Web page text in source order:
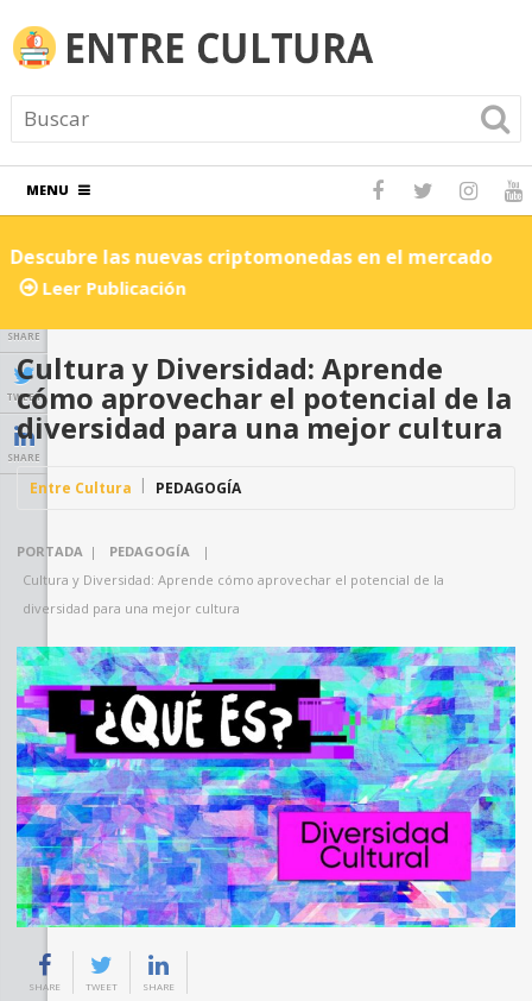
MENU
Descubre las nuevas criptomonedas en el mercado
Leer Publicación
SHARE
TWEET
SHARE
Cultura y Diversidad: Aprende
cómo aprovechar el potencial de la
diversidad para una mejor cultura
Entre Cultura PEDAGOGÍA
PORTADA | PEDAGOGÍA
|
Cultura y Diversidad: Aprende cómo aprovechar el potencial de la
diversidad para una mejor cultura
SHARE TWEET SHARE